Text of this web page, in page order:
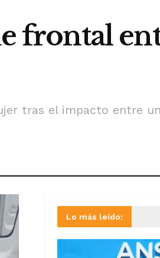
frontal
tras el impacto entre
Lo más leído: